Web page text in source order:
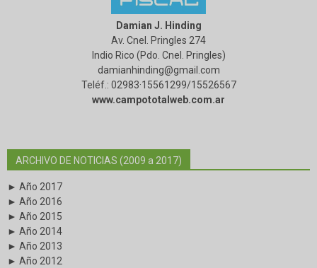
Damian J. Hinding
Av. Cnel. Pringles 274
Indio Rico (Pdo. Cnel. Pringles)
damianhinding@gmail.com
Teléf.: 02983·15561299/15526567
www.campototalweb.com.ar
ARCHIVO DE NOTICIAS (2009 a 2017)
► Año 2017
► Año 2016
► Año 2015
► Año 2014
► Año 2013
► Año 2012